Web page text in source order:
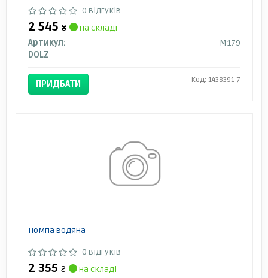
0 відгуків
2 545 ₴
на складі
Артикул:
M179
DOLZ
ПРИДБАТИ Код: 1438391-7
Помпа водяна
0 відгуків
2 355 ₴
на складі